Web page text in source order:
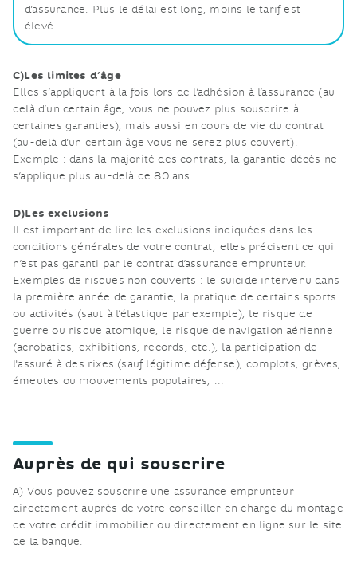
d’assurance. Plus le délai est long, moins le tarif est
élevé.
C)Les limites d’âge
Elles s’appliquent à la fois lors de l’adhésion à l’assurance (au-
delà d’un certain âge, vous ne pouvez plus souscrire à
certaines garanties), mais aussi en cours de vie du contrat
(au-delà d’un certain âge vous ne serez plus couvert).
Exemple : dans la majorité des contrats, la garantie décès ne
s’applique plus au-delà de 80 ans.
D)Les exclusions
Il est important de lire les exclusions indiquées dans les
conditions générales de votre contrat, elles précisent ce qui
n’est pas garanti par le contrat d’assurance emprunteur.
Exemples de risques non couverts : le suicide intervenu dans
la première année de garantie, la pratique de certains sports
ou activités (saut à l’élastique par exemple), le risque de
guerre ou risque atomique, le risque de navigation aérienne
(acrobaties, exhibitions, records, etc.), la participation de
l'assuré à des rixes (sauf légitime défense), complots, grèves,
émeutes ou mouvements populaires, …
Auprès de qui souscrire
A) Vous pouvez souscrire une assurance emprunteur
directement auprès de votre conseiller en charge du montage
de votre crédit immobilier ou directement en ligne sur le site
de la banque.